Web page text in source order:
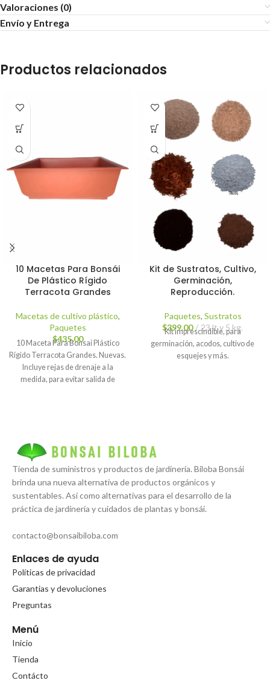
Valoraciones (0)
Envío y Entrega
Productos relacionados
10 Macetas Para Bonsái
De Plástico Rígido
Terracota Grandes
Macetas de cultivo plástico,
Paquetes
$435.00
10 Maceta Para Bonsai Plástico
Rígido Terracota Grandes. Nuevas.
Incluye rejas de drenaje a la
medida, para evitar salida de
Kit de Sustratos, Cultivo,
Germinación,
Reproducción.
Paquetes, Sustratos
$399.00 23 lt y 5 kg.
Kit imprescindible, para
germinación, acodos, cultivo de
esquejes y más.
Tienda de suministros y productos de jardinería. Biloba Bonsái
brinda una nueva alternativa de productos orgánicos y
sustentables. Así como alternativas para el desarrollo de la
práctica de jardinería y cuidados de plantas y bonsái.
contacto@bonsaibiloba.com
Enlaces de ayuda
Políticas de privacidad
Garantias y devoluciones
Preguntas
Menú
Inicio
Tienda
Contácto